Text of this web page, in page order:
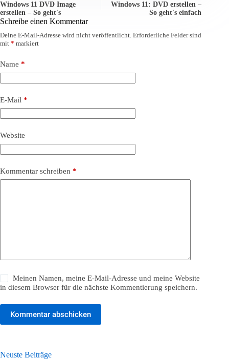
Windows 11 DVD Image
erstellen – So geht's
Windows 11: DVD erstellen –
So geht's einfach
Schreibe einen Kommentar
Deine E-Mail-Adresse wird nicht veröffentlicht. Erforderliche Felder sind
mit * markiert
Name *
E-Mail *
Website
Kommentar schreiben *
Meinen Namen, meine E-Mail-Adresse und meine Website
in diesem Browser für die nächste Kommentierung speichern.
Kommentar abschicken
Neuste Beiträge